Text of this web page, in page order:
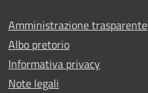
Amministrazione trasparente
Albo pretorio
Informativa privacy
Note legali